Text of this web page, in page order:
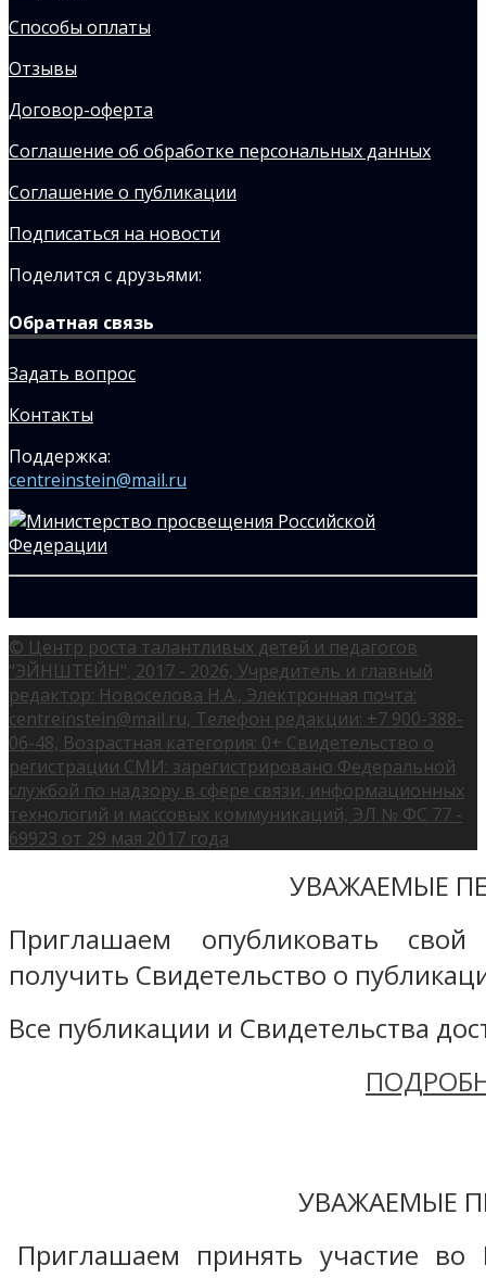
Способы оплаты
Отзывы
Договор-оферта
Соглашение об обработке персональных данных
Соглашение о публикации
Подписаться на новости
Поделится с друзьями:
Обратная связь
Задать вопрос
Контакты
Поддержка:
centreinstein@mail.ru
© Центр роста талантливых детей и педагогов
"ЭЙНШТЕЙН", 2017 - 2026, Учредитель и главный
редактор: Новоселова Н.А., Электронная почта:
centreinstein@mail.ru, Телефон редакции: +7 900-388-
06-48, Возрастная категория: 0+ Свидетельство о
регистрации СМИ: зарегистрировано Федеральной
службой по надзору в сфере связи, информационных
технологий и массовых коммуникаций, ЭЛ № ФС 77 -
69923 от 29 мая 2017 года
УВАЖАЕМЫЕ
Приглашаем опубликовать
получить Свидетельство о
Все публикации и Свидетельства
УВАЖАЕМЫЕ
Приглашаем принять участие во